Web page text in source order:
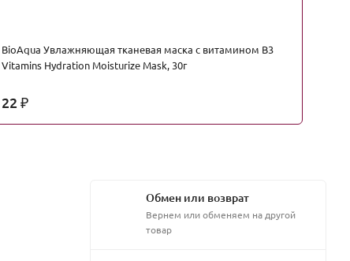
BioAqua Увлажняющая тканевая маска с витамином В3
Vitamins Hydration Moisturize Mask, 30г
22 ₽
Обмен или возврат
Вернем или обменяем на другой
товар